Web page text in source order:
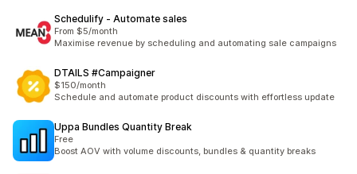
Schedulify ‑ Automate sales
From $5/month
Maximise revenue by scheduling and automating sale campaigns
DTAILS #Campaigner
$150/month
Schedule and automate product discounts with effortless update
Uppa Bundles Quantity Break
Free
Boost AOV with volume discounts, bundles & quantity breaks